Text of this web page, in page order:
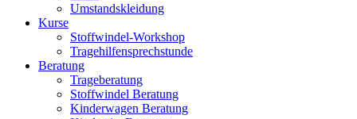
Umstandskleidung
Kurse
Stoffwindel-Workshop
Tragehilfensprechstunde
Beratung
Trageberatung
Stoffwindel Beratung
Kinderwagen Beratung